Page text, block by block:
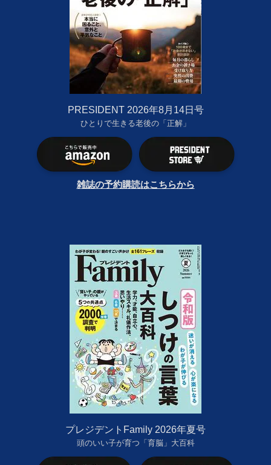
PRESIDENT 2026年8月14日号
ひとりで生きる老後の「正解」
雑誌の予約購読はこちらから
プレジデントFamily 2026年夏号
頭のいい子が育つ「育脳」大百科